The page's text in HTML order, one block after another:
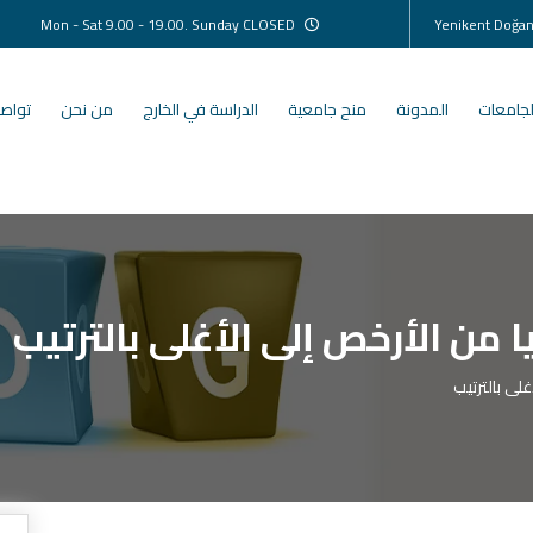
المدونة منح جامعية الدراسة في الخارج من نحن
الأرخص إلى الأغلى بالترتيب
بالترتيب